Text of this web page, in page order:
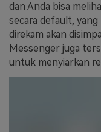
dan Anda bisa
secara default,
direkam akan
Messenger juga
untuk menyiarkan